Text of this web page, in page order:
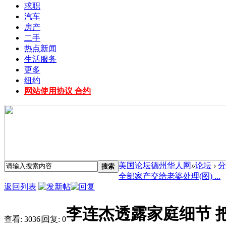
求职
汽车
房产
二手
热点新闻
生活服务
更多
纽约
网站使用协议 合约
搜索 美国论坛德州华人网 »论坛 ›
全部家产交给老婆处理(图) ...
返回列表
查看: 3036|回复: 0李连杰透露家庭细节